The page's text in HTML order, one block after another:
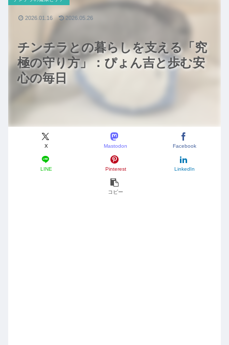
チンチラとの暮らしを支える「究
極の守り方」：ぴょん吉と歩む安
心の毎日
X Mastodon Facebook
LINE Pinterest LinkedIn
コピー
2026.01.16 2026.05.26